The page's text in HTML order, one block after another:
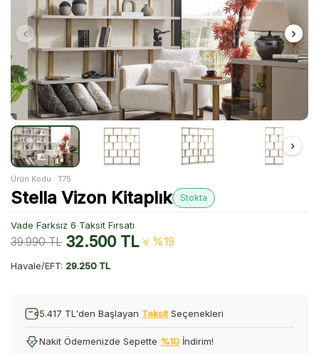
Ürün Kodu : T75
Stella Vizon Kitaplık Stokta
Vade Farksız 6 Taksit Fırsatı
39.990TL 32.500TL %19
Havale/EFT: 29.250 TL
5.417 TL'den Başlayan Taksit Seçenekleri
Nakit Ödemenizde Sepette %10 İndirim!